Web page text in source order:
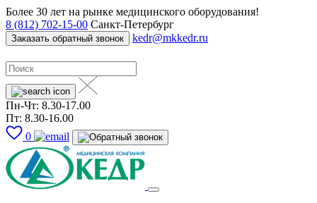
Более 30 лет на рынке медицинского оборудования!
8 (812) 702-15-00 Санкт-Петербург
Заказать обратный звонок kedr@mkkedr.ru
Пн-Чт: 8.30-17.00
Пт: 8.30-16.00
0